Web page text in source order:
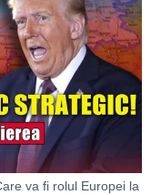
va fi rolul Europei la